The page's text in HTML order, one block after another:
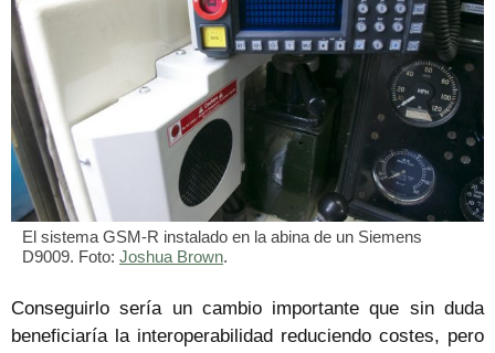
El sistema GSM-R instalado en la abina de un Siemens
D9009. Foto: Joshua Brown.
Conseguirlo sería un cambio importante que sin duda
beneficiaría la interoperabilidad reduciendo costes, pero